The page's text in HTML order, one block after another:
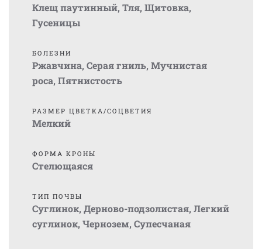
Клещ паутинный, Тля, Щитовка,
Гусеницы
БОЛЕЗНИ
Ржавчина, Серая гниль, Мучнистая
роса, Пятнистость
РАЗМЕР ЦВЕТКА/СОЦВЕТИЯ
Мелкий
ФОРМА КРОНЫ
Стелющаяся
ТИП ПОЧВЫ
Суглинок, Дерново-подзолистая, Легкий
суглинок, Чернозем, Супесчаная